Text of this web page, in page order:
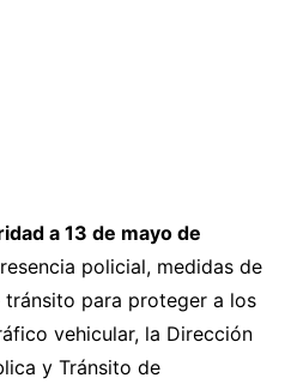
a 13 de mayo de
policial, medidas de
para proteger a los
vehicular, la Dirección
y Tránsito de